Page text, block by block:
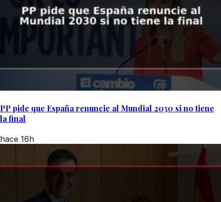
PP pide que España renuncie al Mundial 2030 si no tiene
la final
hace 16h